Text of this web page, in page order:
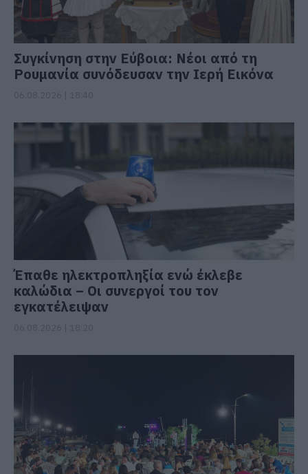
Συγκίνηση στην Εύβοια: Νέοι από τη
Ρουμανία συνόδευσαν την Ιερή Εικόνα
Έπαθε ηλεκτροπληξία ενώ έκλεβε
καλώδια – Οι συνεργοί του τον
εγκατέλειψαν